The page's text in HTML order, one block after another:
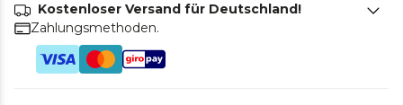
Kostenloser Versand für Deutschland!
Zahlungsmethoden.